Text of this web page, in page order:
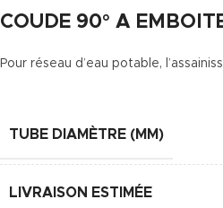
COUDE 90° A
Pour réseau d’eau potable,
TUBE DIAMÈTRE (MM)
LIVRAISON ESTIMÉE